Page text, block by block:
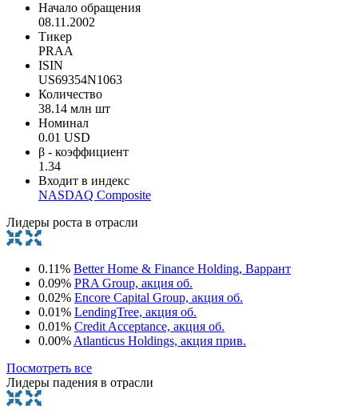
Начало обращения
08.11.2002
Тикер
PRAA
ISIN
US69354N1063
Количество
38.14 млн шт
Номинал
0.01 USD
β - коэффициент
1.34
Входит в индекс
NASDAQ Composite
Лидеры роста в отрасли
0.11% Better Home & Finance Holding, Варрант
0.09% PRA Group, акция об.
0.02% Encore Capital Group, акция об.
0.01% LendingTree, акция об.
0.01% Credit Acceptance, акция об.
0.00%Atlanticus Holdings, акция прив.
Посмотреть все
Лидеры падения в отрасли